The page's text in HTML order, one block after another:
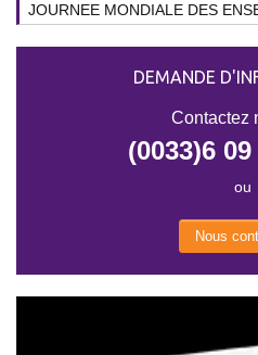
JOURNEE MONDIALE DES
DEMANDE
Contactez
(0033)6
ou
Nous